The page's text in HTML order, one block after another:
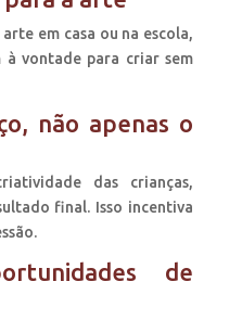
em casa ou na escola,
à vontade para criar sem
não apenas o
das crianças,
final. Isso incentiva
de